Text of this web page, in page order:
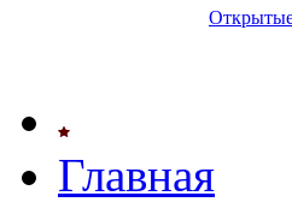
Главная